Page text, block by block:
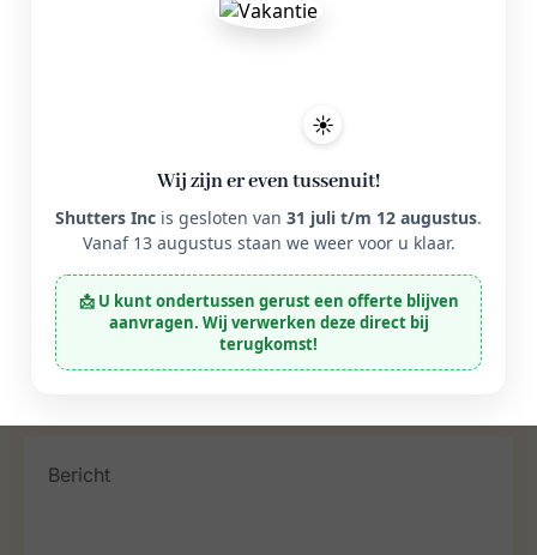
☀️
Wij zijn er even tussenuit!
Shutters Inc is gesloten van 31 juli t/m 12 augustus.
Vanaf 13 augustus staan we weer voor u klaar.
📩 U kunt ondertussen gerust een offerte blijven
aanvragen. Wij verwerken deze direct bij
terugkomst!